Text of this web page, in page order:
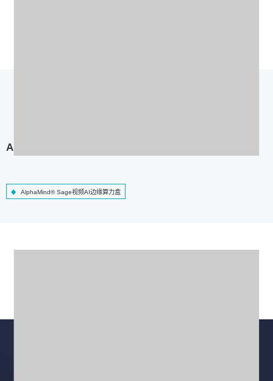
AlphaMind® Sage视频AI边缘算力盒
AlphaMind® Sage视频AI边缘算力盒